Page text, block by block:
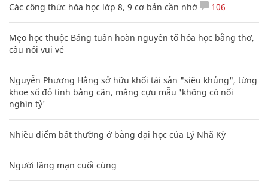
Các công thức hóa học lớp 8, 9 cơ bản cần nhớ 106
Mẹo học thuộc Bảng tuần hoàn nguyên tố hóa học bằng thơ,
câu nói vui vẻ
Nguyễn Phương Hằng sở hữu khối tài sản "siêu khủng", từng
khoe sổ đỏ tính bằng cân, mắng cựu mẫu 'không có nổi
nghìn tỷ'
Nhiều điểm bất thường ở bằng đại học của Lý Nhã Kỳ
Người lãng mạn cuối cùng